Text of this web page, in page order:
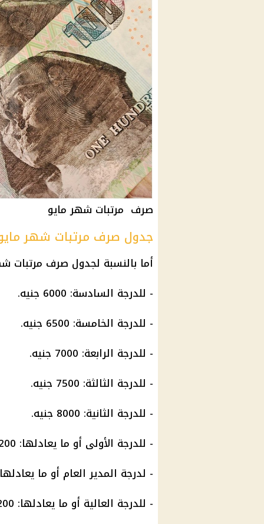
صرف مرتبات شهر مايو
جدول صرف مرتبات شهر مايو
أما بالنسبة لجدول صرف مرتبات شهر مايو 2024، فقد حددت الوزارة
- للدرجة السادسة: 6000 جنيه.
- للدرجة الخامسة: 6500 جنيه.
- للدرجة الرابعة: 7000 جنيه.
- للدرجة الثالثة: 7500 جنيه.
- للدرجة الثانية: 8000 جنيه.
- للدرجة الأولى أو ما يعادلها: 8200 جنيه.
- لدرجة المدير العام أو ما يعادلها: 9200
- للدرجة العالية أو ما يعادلها: 10200 جنيه.